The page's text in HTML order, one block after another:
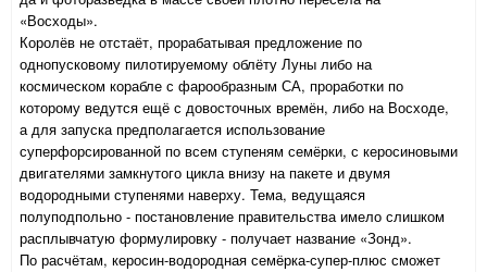
«Восходы».
Королёв не отстаёт, прорабатывая предложение по
однопусковому пилотируемому облёту Луны либо на
космическом корабле с фарообразным СА, проработки по
которому ведутся ещё с довосточных времён, либо на Восходе,
а для запуска предполагается использование
суперфорсированной по всем ступеням семёрки, с керосиновыми
двигателями замкнутого цикла внизу на пакете и двумя
водородными ступенями наверху. Тема, ведущаяся
полуподпольно - постановление правительства имело слишком
расплывчатую формулировку - получает название «Зонд».
По расчётам, керосин-водородная семёрка-супер-плюс сможет